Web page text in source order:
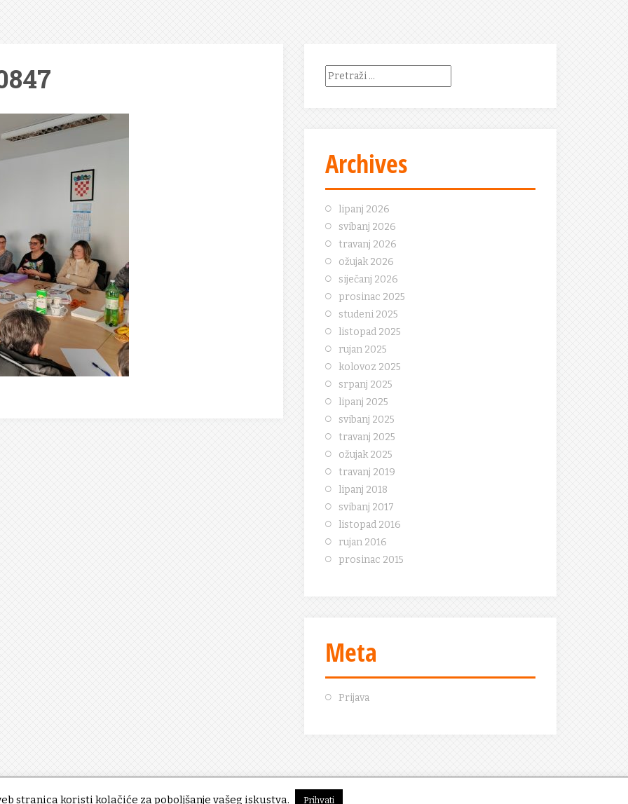
Pretraži:
Archives
lipanj 2026
svibanj 2026
travanj 2026
ožujak 2026
siječanj 2026
prosinac 2025
studeni 2025
listopad 2025
rujan 2025
kolovoz 2025
srpanj 2025
lipanj 2025
svibanj 2025
travanj 2025
ožujak 2025
travanj 2019
lipanj 2018
svibanj 2017
listopad 2016
rujan 2016
prosinac 2015
Meta
Prijava
stranica koristi kolačiće za poboljšanje vašeg iskustva. Prihvati